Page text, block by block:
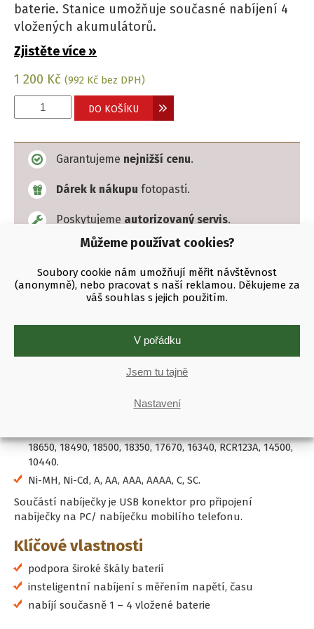
Můžeme používat cookies?
Soubory cookie nám umožňují měřit návštěvnost
(anonymně), nebo pracovat s naší reklamou. Děkujeme za
váš souhlas s jejich použitím.
V pořádku
Jsem tu tajně
Nastavení
baterie. Stanice umožňuje současné nabíjení 4
vložených akumulátorů.
Zjistěte více »
1 200 Kč (992 Kč bez DPH)
Nabíjecí
stanice
-
ion,
Cd,
LiFePO4
DO KOŠÍKU
Garantujeme nejnižší cenu.
Dárek k nákupu fotopasti.
Poskytujeme autorizovaný servis.
Parametry Ptejte se
Nabíjecí stanice určena pro širokou škálu baterií. Stanice
18650, 18490, 18500, 18350, 17670, 16340, RCR123A, 14500,
10440.
Ni-MH, Ni-Cd, A, AA, AAA, AAAA, C, SC.
Součástí nabíječky je USB konektor pro připojení
nabíječky na PC/ nabíječku mobilího telefonu.
Klíčové vlastnosti
podpora široké škály baterií
insteligentní nabíjení s měřením napětí, času
nabíjí současně 1 – 4 vložené baterie